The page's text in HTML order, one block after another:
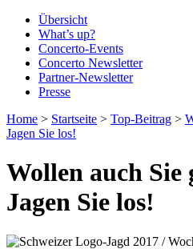
Übersicht
What’s up?
Concerto-Events
Concerto Newsletter
Partner-Newsletter
Presse
Home > Startseite > Top-Beitrag >
Jagen Sie los!
Wollen auch Sie
Jagen Sie los!